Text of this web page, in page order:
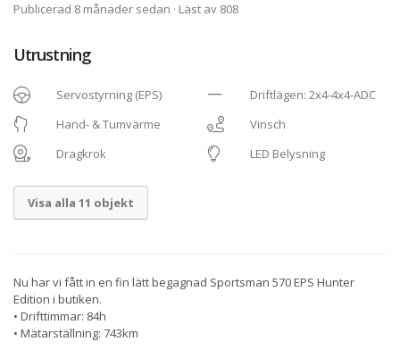
Publicerad 8 månader sedan · Läst av 808
Utrustning
Servostyrning (EPS)
Driftlägen: 2x4-4x4-ADC
Hand- & Tumvärme
Vinsch
Dragkrok
LED Belysning
Visa alla 11 objekt
Nu har vi fått in en fin lätt begagnad Sportsman 570 EPS Hunter
Edition i butiken.
• Drifttimmar: 84h
• Mätarställning: 743km